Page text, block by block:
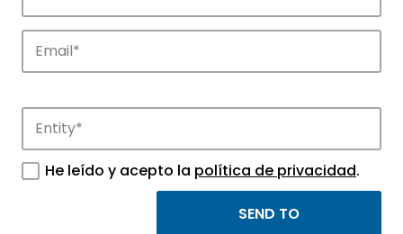
Companies
Discover the companies that drive
innovation in APTE’s parks.
Projectes
He leído y acepto la política de privacidad.